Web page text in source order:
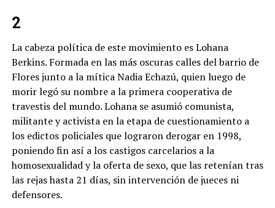
2
La cabeza política de este movimiento es Lohana
Berkins. Formada en las más oscuras calles del barrio de
Flores junto a la mítica Nadia Echazú, quien luego de
morir legó su nombre a la primera cooperativa de
travestis del mundo. Lohana se asumió comunista,
militante y activista en la etapa de cuestionamiento a
los edictos policiales que lograron derogar en 1998,
poniendo fin así a los castigos carcelarios a la
homosexualidad y la oferta de sexo, que las retenían tras
las rejas hasta 21 días, sin intervención de jueces ni
defensores.